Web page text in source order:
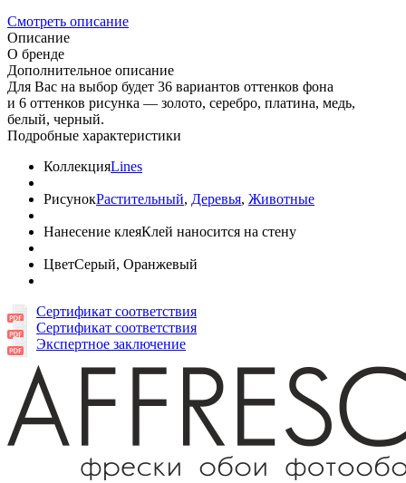
Смотреть описание
Описание
О бренде
Дополнительное описание
Для Вас на выбор будет 36 вариантов оттенков фона
и 6 оттенков рисунка — золото, серебро, платина, медь,
белый, черный.
Подробные характеристики
КоллекцияLines
РисунокРастительный, Деревья, Животные
Нанесение клеяКлей наносится на стену
ЦветСерый, Оранжевый
Сертификат соответствия
Сертификат соответствия
Экспертное заключение